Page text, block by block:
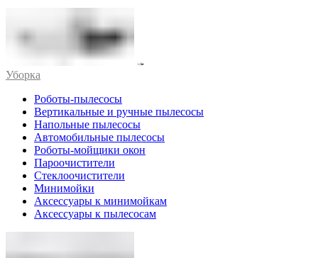
Уборка
Роботы-пылесосы
Вертикальные и ручные пылесосы
Напольные пылесосы
Автомобильные пылесосы
Роботы-мойщики окон
Пароочистители
Стеклоочистители
Минимойки
Аксессуары к минимойкам
Аксессуары к пылесосам